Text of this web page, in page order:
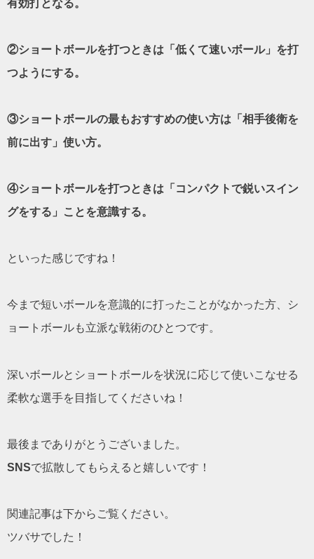
有効打となる。
②ショートボールを打つときは「低くて速いボール」を打
つようにする。
③ショートボールの最もおすすめの使い方は「相手後衛を
前に出す」使い方。
④ショートボールを打つときは「コンパクトで鋭いスイン
グをする」ことを意識する。
といった感じですね！
今まで短いボールを意識的に打ったことがなかった方、シ
ョートボールも立派な戦術のひとつです。
深いボールとショートボールを状況に応じて使いこなせる
柔軟な選手を目指してくださいね！
最後までありがとうございました。
SNSで拡散してもらえると嬉しいです！
関連記事は下からご覧ください。
ツバサでした！